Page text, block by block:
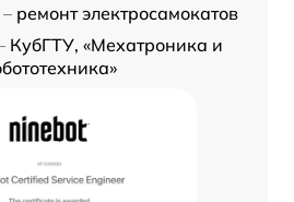
ремонт электросамокатов
КубГТУ, «Мехатроника и